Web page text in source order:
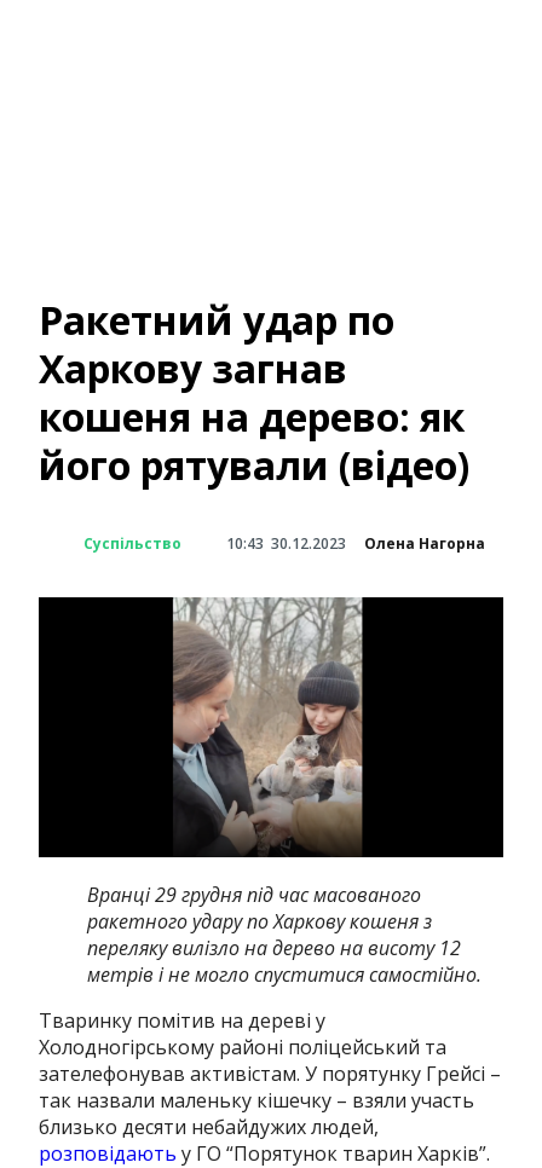
Ракетний удар по
Харкову загнав
кошеня на дерево: як
його рятували (відео)
Суспільство 10:43 30.12.2023 Олена Нагорна
Вранці 29 грудня під час масованого
ракетного удару по Харкову кошеня з
переляку вилізло на дерево на висоту 12
метрів і не могло спуститися самостійно.
Тваринку помітив на дереві у
Холодногірському районі поліцейський та
зателефонував активістам.У порятунку Грейсі –
так назвали маленьку кішечку – взяли участь
близько десяти небайдужих людей,
розповідають у ГО “Порятунок тварин Харків”.